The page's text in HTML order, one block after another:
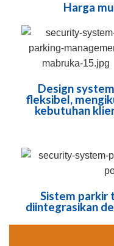
Harga
Design system
fleksibel,
kebutuhan
Sistem parkir
diintegrasikan